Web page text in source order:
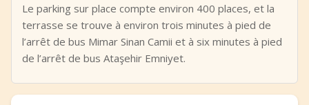
Le parking sur place compte environ 400 places, et la
terrasse se trouve à environ trois minutes à pied de
l’arrêt de bus Mimar Sinan Camii et à six minutes à pied
de l’arrêt de bus Ataşehir Emniyet.